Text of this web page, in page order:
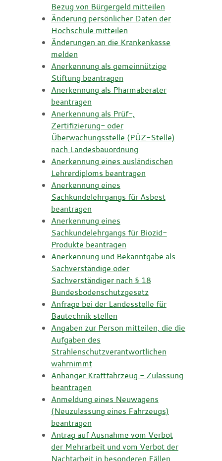
Bezug von Bürgergeld mitteilen
Änderung persönlicher Daten der
Hochschule mitteilen
Änderungen an die Krankenkasse
melden
Anerkennung als gemeinnützige
Stiftung beantragen
Anerkennung als Pharmaberater
beantragen
Anerkennung als Prüf-,
Zertifizierung- oder
Überwachungsstelle (PÜZ-Stelle)
nach Landesbauordnung
Anerkennung eines ausländischen
Lehrerdiploms beantragen
Anerkennung eines
Sachkundelehrgangs für Asbest
beantragen
Anerkennung eines
Sachkundelehrgangs für Biozid-
Produkte beantragen
Anerkennung und Bekanntgabe als
Sachverständige oder
Sachverständiger nach § 18
Bundesbodenschutzgesetz
Anfrage bei der Landesstelle für
Bautechnik stellen
Angaben zur Person mitteilen, die die
Aufgaben des
Strahlenschutzverantwortlichen
wahrnimmt
Anhänger Kraftfahrzeug - Zulassung
beantragen
Anmeldung eines Neuwagens
(Neuzulassung eines Fahrzeugs)
beantragen
Antrag auf Ausnahme vom Verbot
der Mehrarbeit und vom Verbot der
Nachtarbeit in besonderen Fällen,